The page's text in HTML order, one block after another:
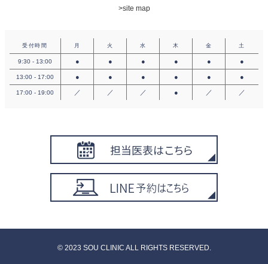
>site map
受付時間 月 火 水 木 金 土
9:30 - 13:00 ● ● ● ● ● ●
13:00 - 17:00 ● ● ● ● ● ●
17:00 - 19:00 ／ ／ ／ ● ／ ／
©︎ 2023 SOU CLINIC ALL RIGHTS RESERVED.